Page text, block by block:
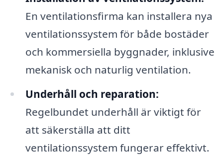
En ventilationsfirma kan installera nya
ventilationssystem för både bostäder
och kommersiella byggnader, inklusive
mekanisk och naturlig ventilation.
Underhåll och reparation:
Regelbundet underhåll är viktigt för
att säkerställa att ditt
ventilationssystem fungerar effektivt.